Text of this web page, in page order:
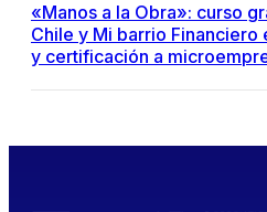
«Manos a la Obra»: curso
Chile y Mi barrio
y certificación a